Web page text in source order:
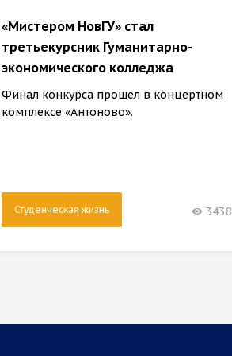
«Мистером НовГУ» стал
третьекурсник Гуманитарно-
экономического колледжа
Финал конкурса прошёл в концертном
комплексе «Антоново».
Студенческая жизнь 3438